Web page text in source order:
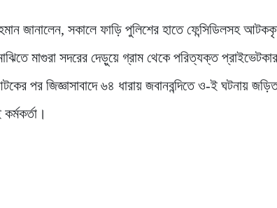
জানালেন, সকালে ফাড়ি পুলিশের হাতে ফেন্সিডিলসহ
মাগুরা সদরের দেড়ুয়ে গ্রাম থেকে পরিত্যক্ত
পর জিজ্ঞাসাবাদে ৬৪ ধারায় জবানবন্দিতে ও-ই ঘটনায়